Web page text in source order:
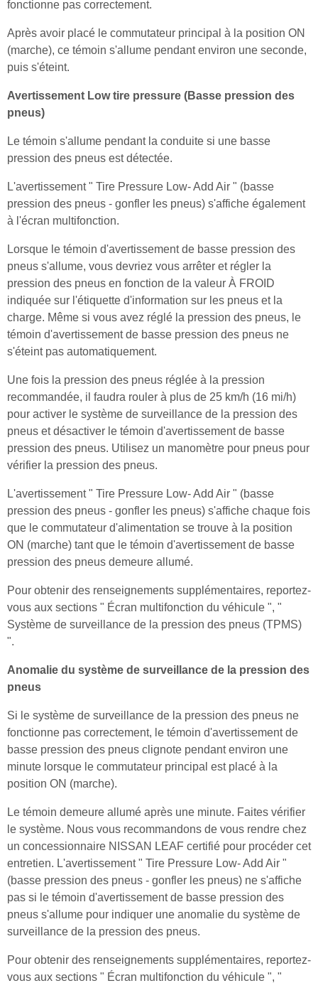
fonctionne pas correctement.
Après avoir placé le commutateur principal à la position ON
(marche), ce témoin s'allume pendant environ une seconde,
puis s'éteint.
Avertissement Low tire pressure (Basse pression des
pneus)
Le témoin s'allume pendant la conduite si une basse
pression des pneus est détectée.
L'avertissement " Tire Pressure Low- Add Air " (basse
pression des pneus - gonfler les pneus) s'affiche également
à l'écran multifonction.
Lorsque le témoin d'avertissement de basse pression des
pneus s'allume, vous devriez vous arrêter et régler la
pression des pneus en fonction de la valeur À FROID
indiquée sur l'étiquette d'information sur les pneus et la
charge. Même si vous avez réglé la pression des pneus, le
témoin d'avertissement de basse pression des pneus ne
s'éteint pas automatiquement.
Une fois la pression des pneus réglée à la pression
recommandée, il faudra rouler à plus de 25 km/h (16 mi/h)
pour activer le système de surveillance de la pression des
pneus et désactiver le témoin d'avertissement de basse
pression des pneus. Utilisez un manomètre pour pneus pour
vérifier la pression des pneus.
L'avertissement " Tire Pressure Low- Add Air " (basse
pression des pneus - gonfler les pneus) s'affiche chaque fois
que le commutateur d'alimentation se trouve à la position
ON (marche) tant que le témoin d'avertissement de basse
pression des pneus demeure allumé.
Pour obtenir des renseignements supplémentaires, reportez-
vous aux sections " Écran multifonction du véhicule ", "
Système de surveillance de la pression des pneus (TPMS)
".
Anomalie du système de surveillance de la pression des
pneus
Si le système de surveillance de la pression des pneus ne
fonctionne pas correctement, le témoin d'avertissement de
basse pression des pneus clignote pendant environ une
minute lorsque le commutateur principal est placé à la
position ON (marche).
Le témoin demeure allumé après une minute. Faites vérifier
le système. Nous vous recommandons de vous rendre chez
un concessionnaire NISSAN LEAF certifié pour procéder cet
entretien. L'avertissement " Tire Pressure Low- Add Air "
(basse pression des pneus - gonfler les pneus) ne s'affiche
pas si le témoin d'avertissement de basse pression des
pneus s'allume pour indiquer une anomalie du système de
surveillance de la pression des pneus.
Pour obtenir des renseignements supplémentaires, reportez-
vous aux sections " Écran multifonction du véhicule ", "